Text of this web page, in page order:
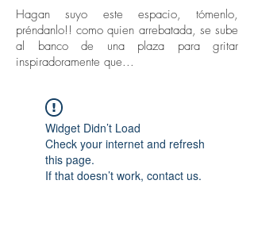
Hagan suyo este espacio, tómenlo,
préndanlo!! como quien arrebatada, se sube
al banco de una plaza para gritar
inspiradoramente que...
Widget Didn’t Load
Check your internet and refresh
this page.
If that doesn’t work, contact us.